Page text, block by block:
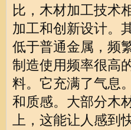
比，木材加工技术
加工和创新设计。
低于普通金属，频
制造使用频率很高
料。它充满了气息
和质感。大部分木
上，这能让人感